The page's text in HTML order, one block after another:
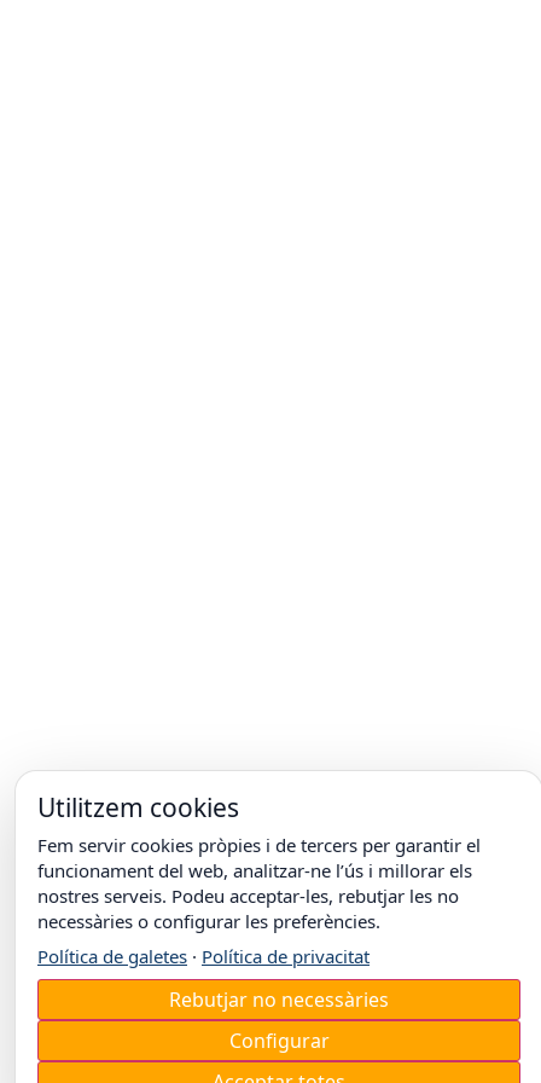
Utilitzem cookies
Fem servir cookies pròpies i de tercers per garantir el
funcionament del web, analitzar-ne l’ús i millorar els
nostres serveis. Podeu acceptar-les, rebutjar les no
necessàries o configurar les preferències.
Política de galetes · Política de privacitat
Rebutjar no necessàries
Configurar